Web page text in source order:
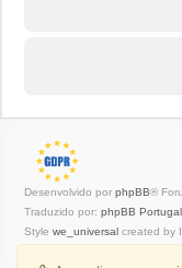
Desenvolvido por phpBB®
Traduzido por: phpBB Portugal
Style we_universal created by